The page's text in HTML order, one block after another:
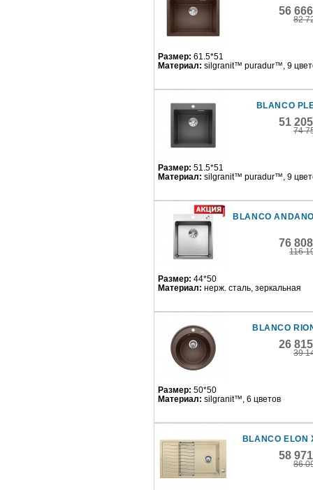
56
82
Размер: 61.5*51
Материал: silgranit™ puradur™, 9
BLANCO
51
74
Размер: 51.5*51
Материал: silgranit™ puradur™, 9
BLANCO
76
116
Размер: 44*50
Материал: нерж. сталь, зеркальная
BLANCO
26
39
Размер: 50*50
Материал: silgranit™, 6 цветов
BLANCO ELON
58
86